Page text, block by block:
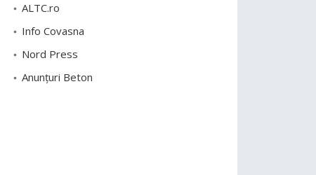
ALTC.ro
Info Covasna
Nord Press
Anunțuri Beton